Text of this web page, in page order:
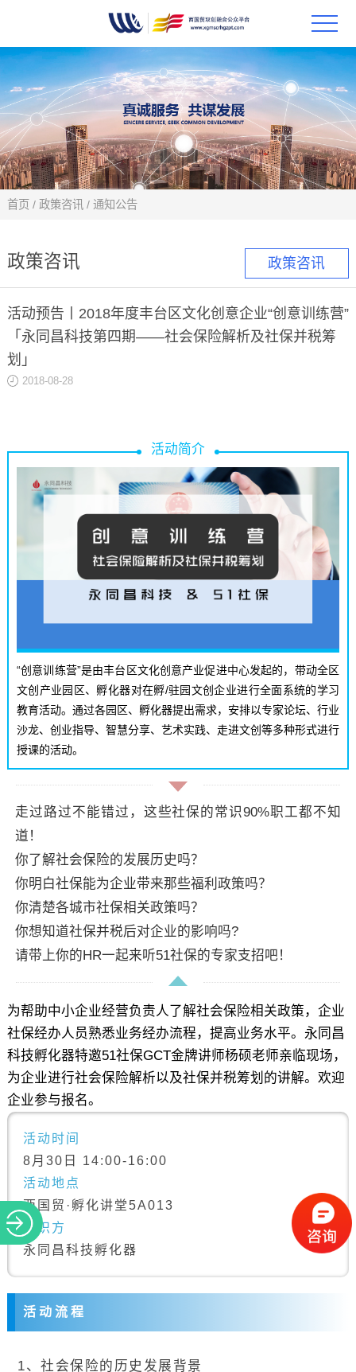
首页
政策
科技
合作
创新
政策咨讯
首页 / 政策咨讯 / 通知公告
政策咨讯
活动预告丨2018年度丰台区文化创意企业“创意训练营”
「永同昌科技第四期——社会保险解析及社保并税筹
划」
2018-08-28
活动简介
“创意训练营”是由丰台区文化创意产业促进中心发起的，带动全区
文创产业园区、孵化器对在孵/驻园文创企业进行全面系统的学习
教育活动。通过各园区、孵化器提出需求，安排以专家论坛、行业
沙龙、创业指导、智慧分享、艺术实践、走进文创等多种形式进行
授课的活动。
走过路过不能错过，这些社保的常识90%职工都不知
道！
你了解社会保险的发展历史吗？
你明白社保能为企业带来那些福利政策吗？
你清楚各城市社保相关政策吗？
你想知道社保并税后对企业的影响吗?
请带上你的HR一起来听51社保的专家支招吧！
为帮助中小企业经营负责人了解社会保险相关政策，企业
社保经办人员熟悉业务经办流程，提高业务水平。永同昌
科技孵化器特邀51社保GCT金牌讲师杨硕老师亲临现场，
为企业进行社会保险解析以及社保并税筹划的讲解。欢迎
企业参与报名。
活动时间
8月30日 14:00-16:00
活动地点
西国贸·孵化讲堂5A013
组织方
永同昌科技孵化器
活 动 流 程
1、社会保险的历史发展背景